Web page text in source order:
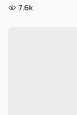
7.6k